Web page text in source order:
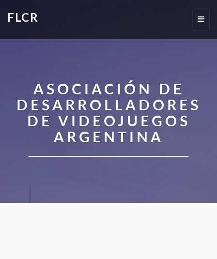
FLCR
ASOCIACIÓN DE
DESARROLLADORES
DE VIDEOJUEGOS
ARGENTINA